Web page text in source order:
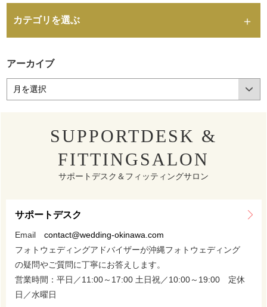
カテゴリを選ぶ
アーカイブ
SUPPORTDESK &
FITTINGSALON
サポートデスク＆フィッティングサロン
サポートデスク
Email contact@wedding-okinawa.com
フォトウェディングアドバイザーが沖縄フォトウェディング
の疑問やご質問に丁寧にお答えします。
営業時間：平日／11:00～17:00 土日祝／10:00～19:00 定休
日／水曜日